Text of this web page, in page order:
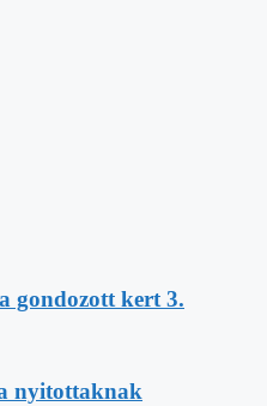
gondozott kert 3.
nyitottaknak